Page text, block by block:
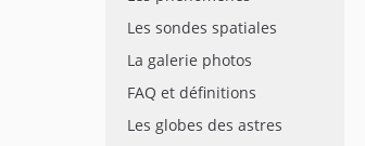
Les sondes spatiales
La galerie photos
FAQ et définitions
Les globes des astres